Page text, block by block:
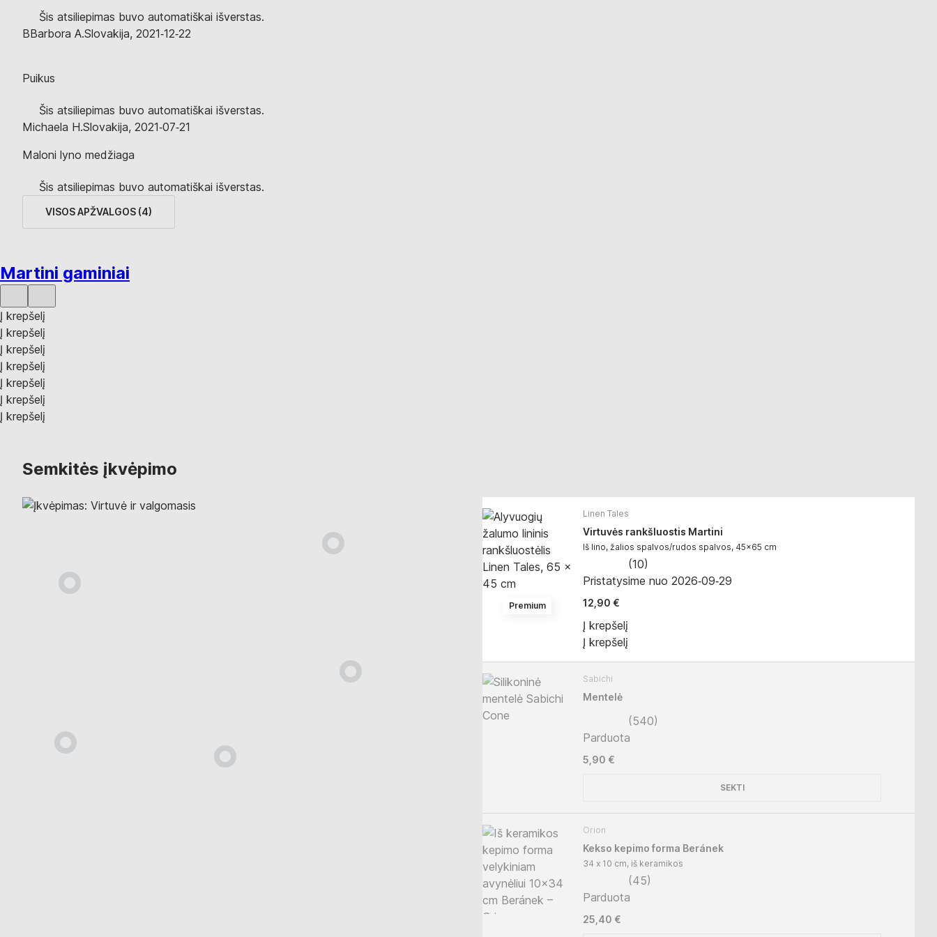
Šis atsiliepimas buvo automatiškai išverstas.
BBarbora A.Slovakija, 2021‑12‑22
Puikus
Šis atsiliepimas buvo automatiškai išverstas.
Michaela H.Slovakija, 2021‑07‑21
Maloni lyno medžiaga
Šis atsiliepimas buvo automatiškai išverstas.
VISOS APŽVALGOS (4)
Martini gaminiai
Į krepšelį
Į krepšelį
Į krepšelį
Į krepšelį
Į krepšelį
Į krepšelį
Į krepšelį
Semkitės įkvėpimo
Premium
Linen Tales
Virtuvės rankšluostis Martini
Iš lino, žalios spalvos/rudos spalvos, 45x65 cm
(10)
Pristatysime nuo 2026‑09‑29
12,90 €
Į krepšelį
Į krepšelį
Sabichi
Mentelė
(540)
Parduota
5,90 €
SEKTI
Orion
Kekso kepimo forma Beránek
34 x 10 cm, iš keramikos
(45)
Parduota
25,40 €